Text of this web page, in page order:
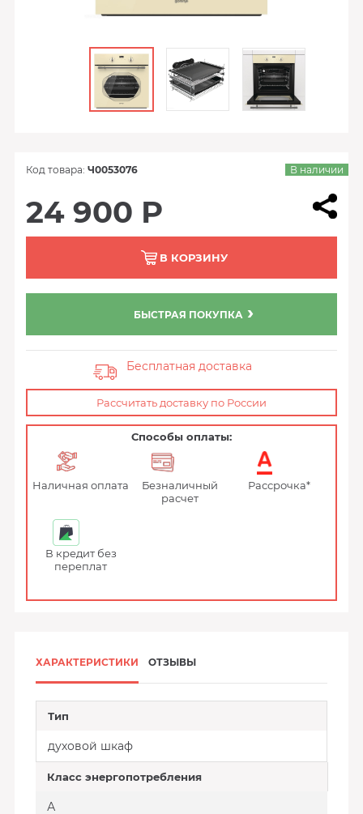
Код товара: Ч0053076 В наличии
24 900 Р
В КОРЗИНУ
БЫСТРАЯ ПОКУПКА
Бесплатная доставка
Рассчитать доставку по России
Способы оплаты:
Наличная оплата
Безналичный
расчет
Рассрочка*
В кредит без
переплат
ХАРАКТЕРИСТИКИ ОТЗЫВЫ
Тип
духовой шкаф
Класс энергопотребления
А